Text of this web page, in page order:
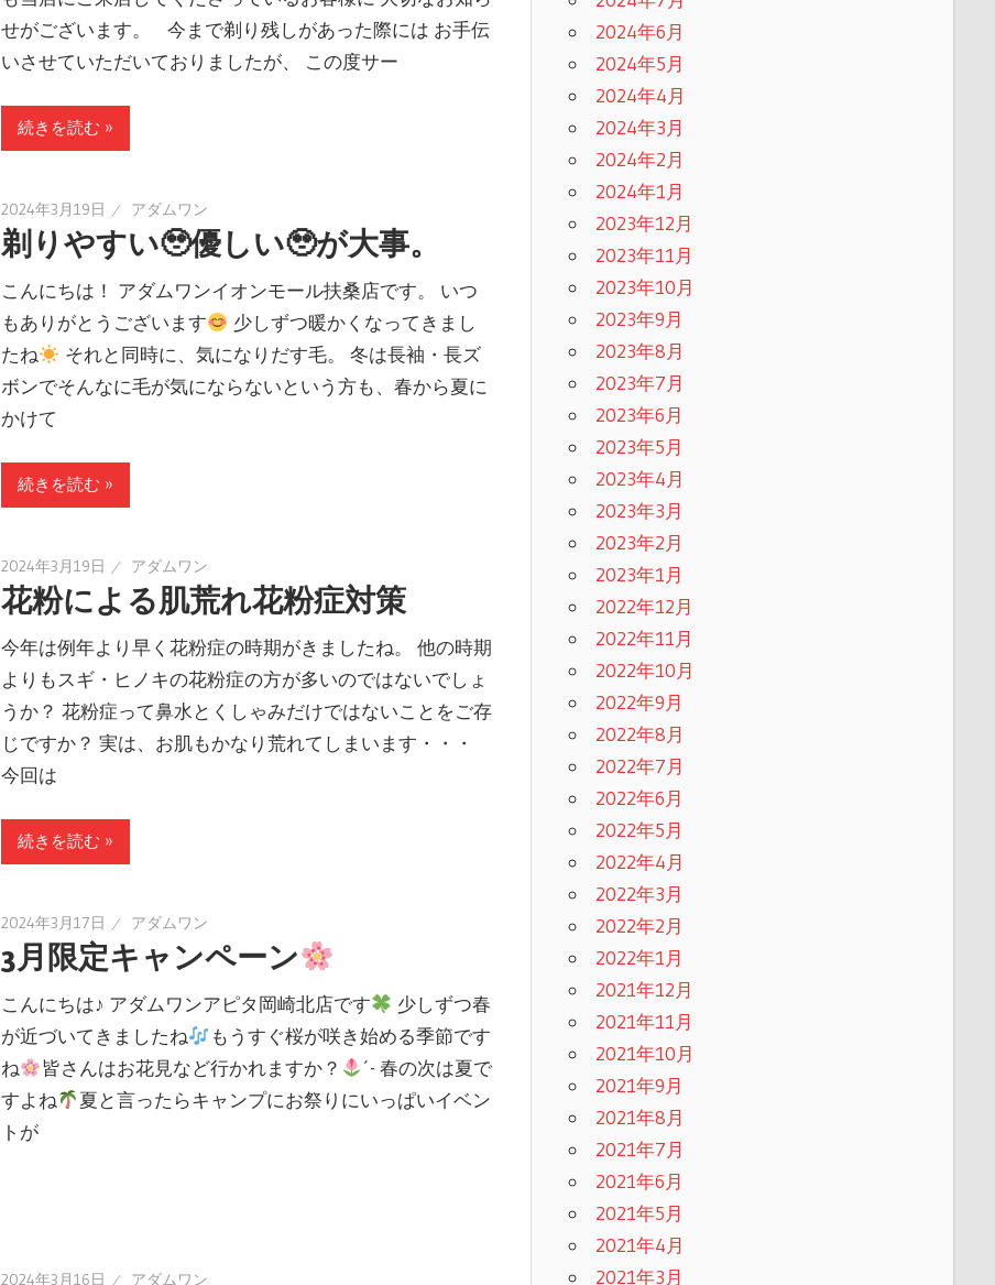
せがございます。 今まで剃り残しがあった際には お手伝
いさせていただいておりましたが、 この度サー
続きを読む »
2024年3月19日 アダムワン
剃りやすい🥹優しい🥹が大事。
こんにちは！ アダムワンイオンモール扶桑店です。 いつ
もありがとうございます
少しずつ暖かくなってきまし
たね
それと同時に、気になりだす毛。 冬は長袖・長ズ
ボンでそんなに毛が気にならないという方も、春から夏に
かけて
続きを読む »
2024年3月19日 アダムワン
花粉による肌荒れ花粉症対策
今年は例年より早く花粉症の時期がきましたね。 他の時期
よりもスギ・ヒノキの花粉症の方が多いのではないでしょ
うか？ 花粉症って鼻水とくしゃみだけではないことをご存
じですか？ 実は、お肌もかなり荒れてしまいます・・・
今回は
続きを読む »
2024年3月17日 アダムワン
3月限定キャンペーン
こんにちは♪ アダムワンアピタ岡崎北店です
少しずつ春
が近づいてきましたね
もうすぐ桜が咲き始める季節です
ね
皆さんはお花見など行かれますか？
´- 春の次は夏で
すよね
夏と言ったらキャンプにお祭りにいっぱいイベン
トが
2024年3月16日 アダムワン
2024年6月
2024年5月
2024年4月
2024年3月
2024年2月
2024年1月
2023年12月
2023年11月
2023年10月
2023年9月
2023年8月
2023年7月
2023年6月
2023年5月
2023年4月
2023年3月
2023年2月
2023年1月
2022年12月
2022年11月
2022年10月
2022年9月
2022年8月
2022年7月
2022年6月
2022年5月
2022年4月
2022年3月
2022年2月
2022年1月
2021年12月
2021年11月
2021年10月
2021年9月
2021年8月
2021年7月
2021年6月
2021年5月
2021年4月
2021年3月